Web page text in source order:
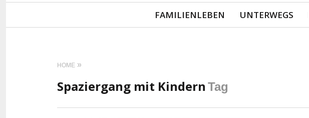
Navigation
FAMILIENLEBEN UNTERWEGS
HOME
Spaziergang mit Kindern Tag